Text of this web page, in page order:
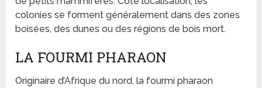
colonies se forment généralement dans des zones
boisées, des dunes ou des régions de bois mort.
LA FOURMI PHARAON
Originaire d’Afrique du nord, la fourmi pharaon